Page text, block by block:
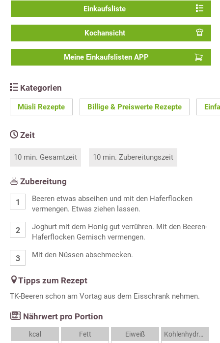
Einkaufsliste
Kochansicht
Meine Einkaufslisten APP
Kategorien
Müsli Rezepte Billige & Preiswerte Rezepte
Zeit
10 min. Gesamtzeit 10 min. Zubereitungszeit
Zubereitung
Beeren etwas abseihen und mit den Haferflocken
vermengen. Etwas ziehen lassen.
Joghurt mit dem Honig gut verrühren. Mit den Beeren-
Haferflocken Gemisch vermengen.
Mit den Nüssen abschmecken.
Tipps zum Rezept
TK-Beeren schon am Vortag aus dem Eisschrank nehmen.
Nährwert pro Portion
kcal
Fett
Eiweiß
Kohlenhydrate